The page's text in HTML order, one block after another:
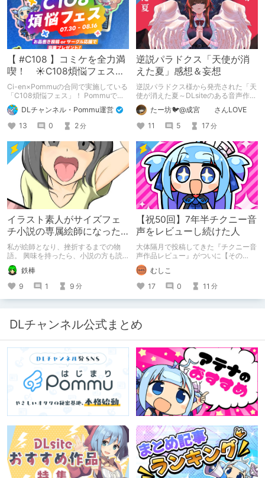
【 #C108 】コミケを全力満
喫！ ☀C108煩悩フェス☀
Pommu版のご案内
Ci-en×Pommuの合同で実施している
「C108煩悩フェス」！ Pommuでの
参加方法について、改めてこちらでも
ご案内いたします！
DLチャンネル・Pommu運営
13
0 2分
逆説パラドクス「天使が消
えた夏」感想＆妄想
逆説パラドクス様から発売された「天
使が消えた夏～DLsiteのある音声作品
について～」の感想です。 妄想も多
いです。たー坊🐦@成宮 さんLOVE
11
5 17分
イラスト素人がサイズフェ
チ小説の専属絵師になった
お話
私が絵師となり、挫折するまでの物
語。 興味を持ったら、小説の方も読
んで欲しいなって感じ 私の絵を使っ
てくれてる小説書きさんのページＵＲ
Ｌ
https://www.pixiv.net/users/341489
73/novels?p=1
鉄棒
9
1 9 分
【祝50回】7年半チクニー音
声をレビューし続けた人
大体隔月で投稿してきた『チクニー音
声作品レビュー』がついに【その
50】を迎えました！ 約7年半チクニー
し続け、おシコり報告をしてきただけ
ですけど記念は記念。 皆様への感謝
を伝えたり、これまでの投稿を振り返
ります。
むしこ
17
0 11 分
DLチャンネル公式まとめ